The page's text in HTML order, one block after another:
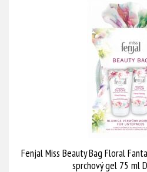
Fenjal Miss Beauty Bag Floral
sprchový gel 75 ml